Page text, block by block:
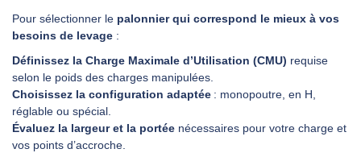
Pour sélectionner le palonnier qui correspond le mieux à vos
besoins de levage :
Définissez la Charge Maximale d’Utilisation (CMU) requise
selon le poids des charges manipulées.
Choisissez la configuration adaptée : monopoutre, en H,
réglable ou spécial.
Évaluez la largeur et la portée nécessaires pour votre charge et
vos points d’accroche.